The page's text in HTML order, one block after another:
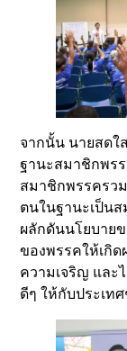
จากนั้น นายสดใ
ฐานะสมาชิกพร
สมาชิกพรรครว
ตนในฐานะเป็น
ผลักดันนโยบาย
ของพรรคให้เกิด
ความเจริญ และ
ดีๆ ให้กับประเท